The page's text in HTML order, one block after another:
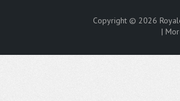
Copyright © 2026
|